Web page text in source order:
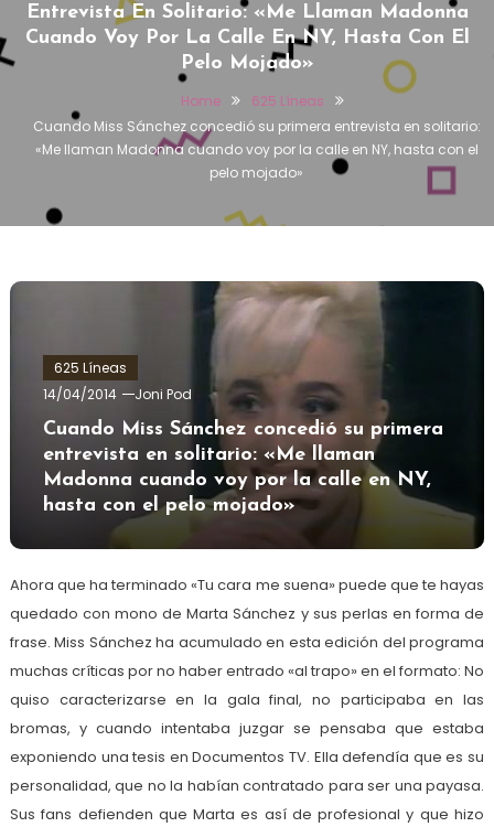
Entrevista En Solitario: «Me Llaman Madonna
Cuando Voy Por La Calle En NY, Hasta Con El
Pelo Mojado»
Home
625 Líneas
Cuando Miss Sánchez concedió su primera entrevista en solitario:
«Me llaman Madonna cuando voy por la calle en NY, hasta con el
pelo mojado»
625 Líneas
14/04/2014
Joni Pod
Cuando Miss Sánchez concedió su primera
entrevista en solitario: «Me llaman
Madonna cuando voy por la calle en NY,
hasta con el pelo mojado»
Ahora que ha terminado «Tu cara me suena» puede que te hayas
quedado con mono de Marta Sánchez y sus perlas en forma de
frase. Miss Sánchez ha acumulado en esta edición del programa
muchas críticas por no haber entrado «al trapo» en el formato: No
quiso caracterizarse en la gala final, no participaba en las
bromas, y cuando intentaba juzgar se pensaba que estaba
exponiendo una tesis en Documentos TV. Ella defendía que es su
personalidad, que no la habían contratado para ser una payasa.
Sus fans defienden que Marta es así de profesional y que hizo